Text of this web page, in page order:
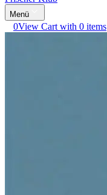
Menü
0View Cart with 0 items